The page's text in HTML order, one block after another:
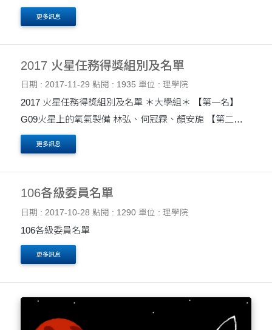
Xiao-Fan Lin及應數系柳春主任），特於106年12月7日
（星期一）上午蒞臨東海大學理學院參觀訪問。當天....
更多訊息
2017 火星任務得獎組別及名單
日期 : 2017-11-29 點閱 : 1935 單位 : 理學院
2017 火星任務得獎組別及名單 ＊大學組＊ 【第一名】
G09火星上的氧氣製備 林弘、何冠霖、顏安旎 【第二
名】G08利用燃料電池使火星車永續發電 梁珮欣、貝佳
妮、莊佳瀅 【第三名】G03就地取材製造氧氣 ....
更多訊息
106各級委員名單
日期 : 2017-10-28 點閱 : 1290 單位 : 理學院
106各級委員名單
更多訊息